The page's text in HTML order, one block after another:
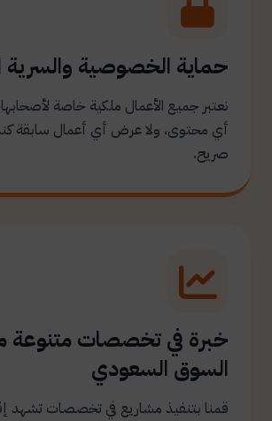
حماية الخصوصية والسرية
نعتبر جميع الأعمال ملكية خاصة
أي محتوى، ولا عرض أي أعمال سابقة
صريح.
خبرة في تخصصات متنوعة
السوق السعودي
قمنا بتنفيذ مشاريع في تخصصات تشهد